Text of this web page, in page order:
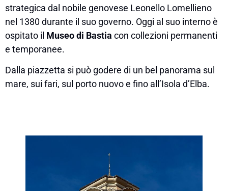
strategica dal nobile genovese Leonello Lomellieno
nel 1380 durante il suo governo. Oggi al suo interno è
ospitato il Museo di Bastia con collezioni permanenti
e temporanee.
Dalla piazzetta si può godere di un bel panorama sul
mare, sui fari, sul porto nuovo e fino all’Isola d’Elba.